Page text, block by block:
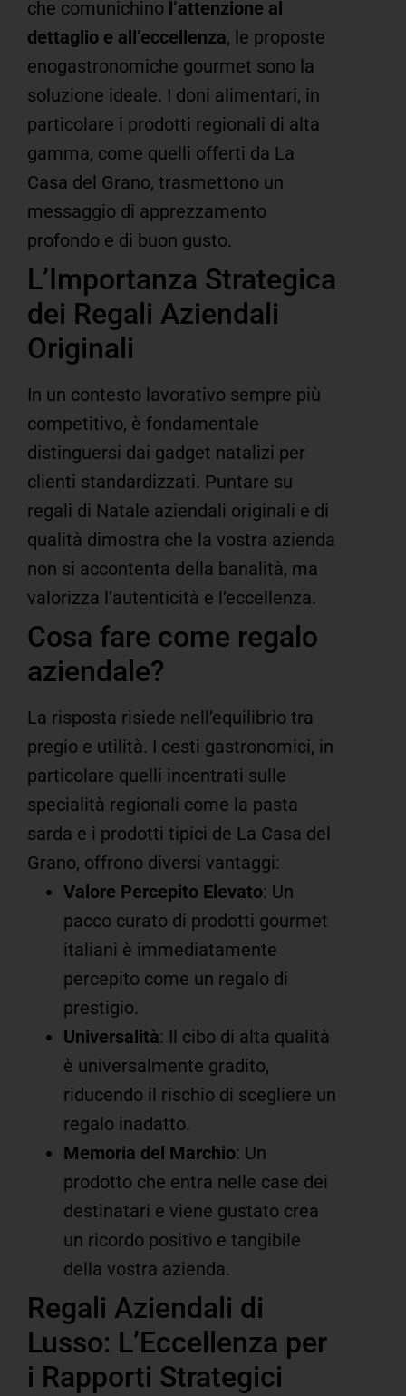
che comunichino l’attenzione al
dettaglio e all’eccellenza, le proposte
enogastronomiche gourmet sono la
soluzione ideale. I doni alimentari, in
particolare i prodotti regionali di alta
gamma, come quelli offerti da La
Casa del Grano, trasmettono un
messaggio di apprezzamento
profondo e di buon gusto.
L’Importanza Strategica
dei Regali Aziendali
Originali
In un contesto lavorativo sempre più
competitivo, è fondamentale
distinguersi dai gadget natalizi per
clienti standardizzati. Puntare su
regali di Natale aziendali originali e di
qualità dimostra che la vostra azienda
non si accontenta della banalità, ma
valorizza l’autenticità e l’eccellenza.
Cosa fare come regalo
aziendale?
La risposta risiede nell’equilibrio tra
pregio e utilità. I cesti gastronomici, in
particolare quelli incentrati sulle
specialità regionali come la pasta
sarda e i prodotti tipici de La Casa del
Grano, offrono diversi vantaggi:
Valore Percepito Elevato: Un
pacco curato di prodotti gourmet
italiani è immediatamente
percepito come un regalo di
prestigio.
Universalità: Il cibo di alta qualità
è universalmente gradito,
riducendo il rischio di scegliere un
regalo inadatto.
Memoria del Marchio: Un
prodotto che entra nelle case dei
destinatari e viene gustato crea
un ricordo positivo e tangibile
della vostra azienda.
Regali Aziendali di
Lusso: L’Eccellenza per
i Rapporti Strategici